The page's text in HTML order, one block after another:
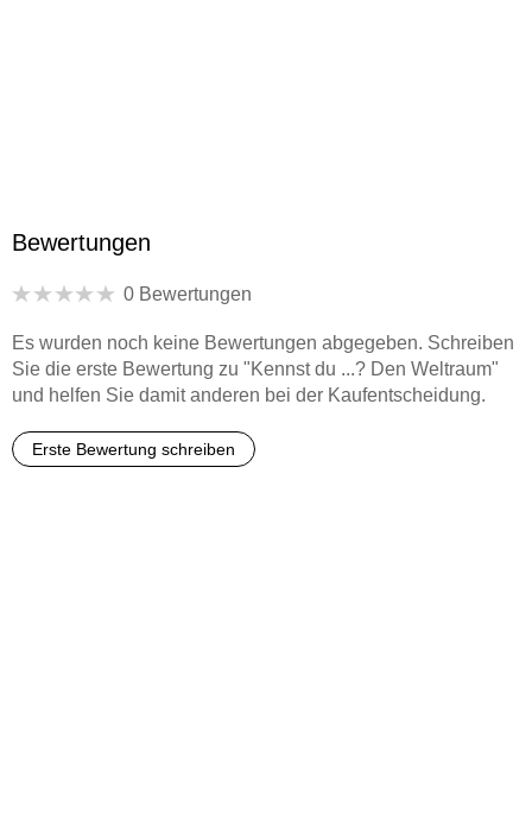
Bewertungen
0 Bewertungen
Es wurden noch keine Bewertungen abgegeben. Schreiben
Sie die erste Bewertung zu "Kennst du ...? Den Weltraum"
und helfen Sie damit anderen bei der Kaufentscheidung.
Erste Bewertung schreiben